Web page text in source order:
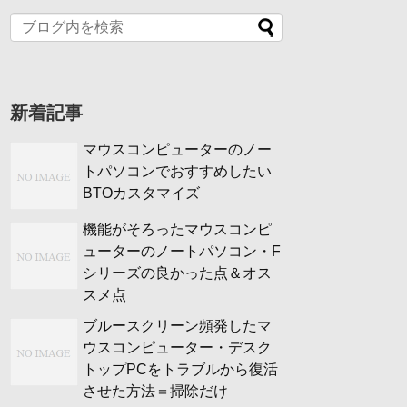
新着記事
マウスコンピューターのノー
トパソコンでおすすめしたい
BTOカスタマイズ
機能がそろったマウスコンピ
ューターのノートパソコン・F
シリーズの良かった点＆オス
スメ点
ブルースクリーン頻発したマ
ウスコンピューター・デスク
トップPCをトラブルから復活
させた方法＝掃除だけ